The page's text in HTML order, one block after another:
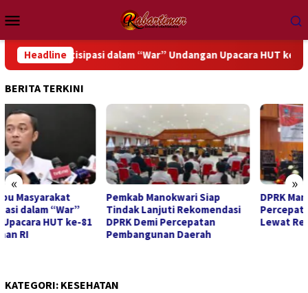
ke
kontenMobile
Headlinedalam “War” Undangan Upacara HUT ke-81
BERITA TERKINI
« »
Pemkab Manokwari Siap
Tindak Lanjuti Rekomendasi
DPRK Demi Percepatan
Pembangunan Daerah
DPRK Manokwari Dorong
Percepatan Pembangunan
Lewat Rekomendasi LKPJ 2025
KATEGORI: KESEHATAN